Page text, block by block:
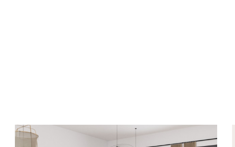
Predané - 3 izbový byt, Žilina Bytčica